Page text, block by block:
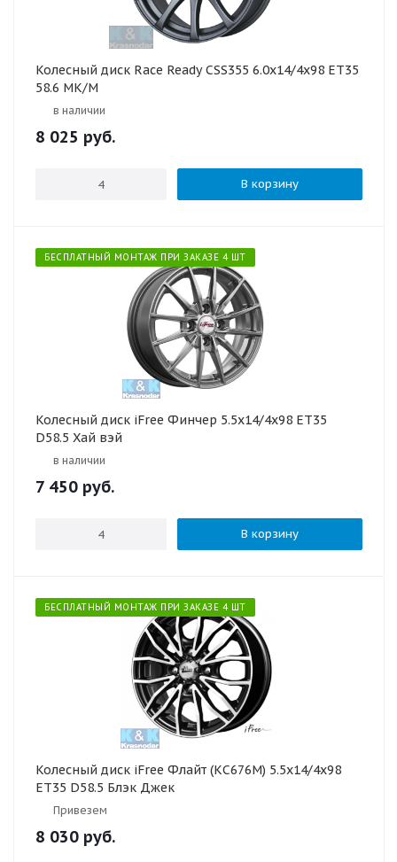
Колесный диск Race Ready CSS355 6.0x14/4x98 ET35
58.6 MK/M
в наличии
8 025 руб.
В корзину
БЕСПЛАТНЫЙ МОНТАЖ ПРИ ЗАКАЗЕ 4 ШТ
Колесный диск iFree Финчер 5.5x14/4x98 ET35
D58.5 Хай вэй
в наличии
7 450 руб.
В корзину
БЕСПЛАТНЫЙ МОНТАЖ ПРИ ЗАКАЗЕ 4 ШТ
Колесный диск iFree Флайт (КС676М) 5.5x14/4x98
ET35 D58.5 Блэк Джек
Привезем
8 030 руб.